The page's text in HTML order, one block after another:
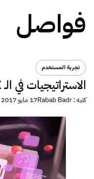
فواصل
تجربة المستخدم
الاستراتيجيات في الـ UX وعناصرها البشرية.
كتبه :Rabab Badr17 مايو 2017